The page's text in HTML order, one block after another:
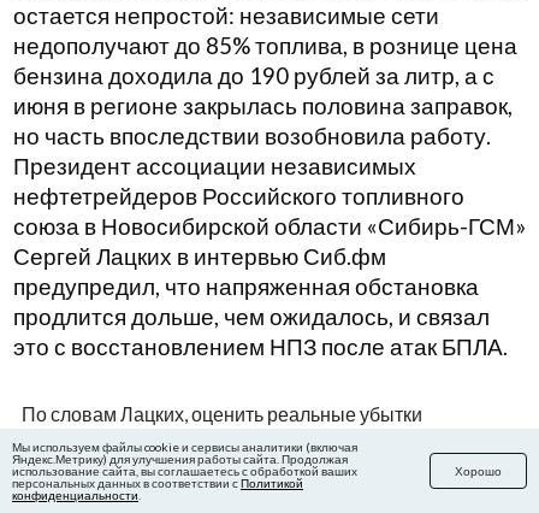
остается непростой: независимые сети
недополучают до 85% топлива, в рознице цена
бензина доходила до 190 рублей за литр, а с
июня в регионе закрылась половина заправок,
но часть впоследствии возобновила работу.
Президент ассоциации независимых
нефтетрейдеров Российского топливного
союза в Новосибирской области «Сибирь-ГСМ»
Сергей Лацких в интервью Сиб.фм
предупредил, что напряженная обстановка
продлится дольше, чем ожидалось, и связал
это с восстановлением НПЗ после атак БПЛА.
По словам Лацких, оценить реальные убытки
независимых трейдеров сейчас можно лишь
приблизительно, поскольку кризис еще не завершился,
и говорить о финальной сумме убытков пока
Мы используем файлы cookie и сервисы аналитики (включая
Яндекс.Метрику) для улучшения работы сайта. Продолжая
использование сайта, вы соглашаетесь с обработкой ваших
персональных данных в соответствии сПолитикой
конфиденциальности
Хорошо